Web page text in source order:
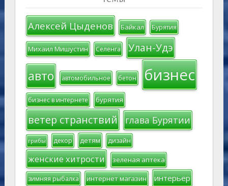
Алексей Цыденов Байкал Бурятия
Михаил Мишустин Селенга Улан-Удэ
авто автомобильное бетон бизнес
бизнес в интернете бурятия
ветер странствий глава Бурятии
грибы декор детям дизайн
женские хитрости зеленая аптека
зимняя рыбалка интернет магазин интерьер